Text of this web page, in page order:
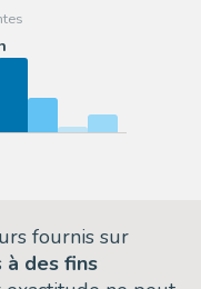
fournis sur
à des fins